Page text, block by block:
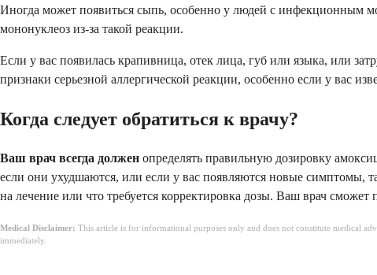
Иногда может появиться сыпь, особенно у людей с инфекционным
мононуклеоз из-за такой реакции.
Если у вас появилась крапивница, отек лица, губ или языка, или
признаки серьезной аллергической реакции, особенно если у вас
Когда следует обратиться к врачу?
Ваш врач всегда должен определять правильную дозировку
если они ухудшаются, или если у вас появляются новые симптомы,
на лечение или что требуется корректировка дозы. Ваш врач
Medical Disclaimer: This article is for informational purposes only and does not constitute medical
immediately.